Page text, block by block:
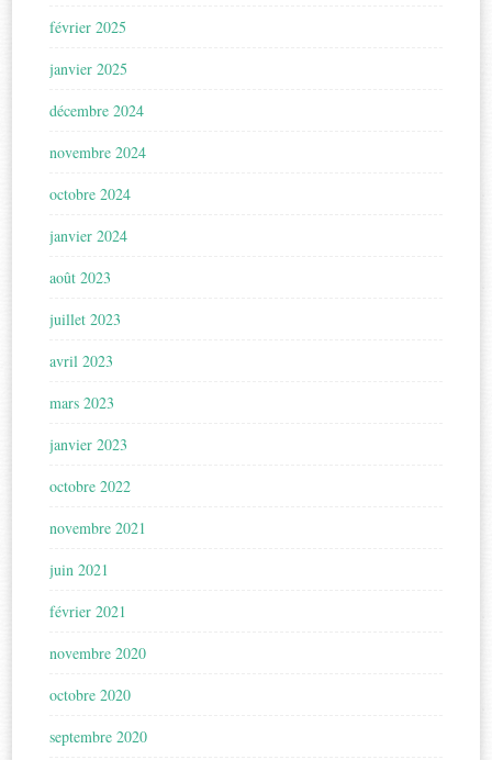
février 2025
janvier 2025
décembre 2024
novembre 2024
octobre 2024
janvier 2024
août 2023
juillet 2023
avril 2023
mars 2023
janvier 2023
octobre 2022
novembre 2021
juin 2021
février 2021
novembre 2020
octobre 2020
septembre 2020